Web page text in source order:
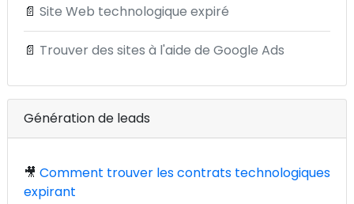
📄 Site Web technologique expiré
📄 Trouver des sites à l'aide de Google Ads
Génération de leads
🎥 Comment trouver les contrats technologiques
expirant